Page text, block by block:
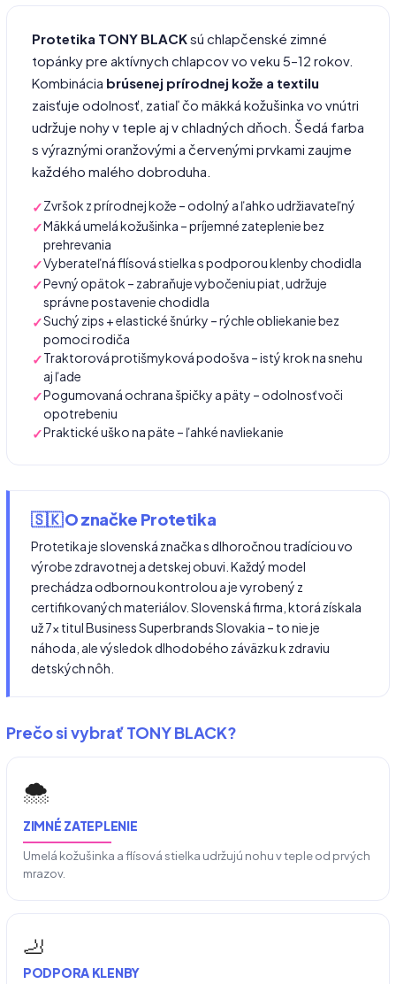
Protetika TONY BLACKsú chlapčenské zimné
topánky pre aktívnych chlapcov vo veku 5–12 rokov.
Kombinácia brúsenej prírodnej kože a textilu
zaisťuje odolnosť, zatiaľ čo mäkká kožušinka vo vnútri
udržuje nohy v teple aj v chladných dňoch. Šedá farba
s výraznými oranžovými a červenými prvkami zaujme
každého malého dobroduha.
Zvršok z prírodnej kože – odolný a ľahko udržiavateľný
Mäkká umelá kožušinka – príjemné zateplenie bez
prehrevania
Vyberateľná flísová stielka s podporou klenby chodidla
Pevný opätok – zabraňuje vybočeniu piat, udržuje
správne postavenie chodidla
Suchý zips + elastické šnúrky – rýchle obliekanie bez
pomoci rodiča
Traktorová protišmyková podošva – istý krok na snehu
aj ľade
Pogumovaná ochrana špičky a päty – odolnosť voči
opotrebeniu
Praktické uško na päte – ľahké navliekanie
🇸🇰 O značke Protetika
Protetika je slovenská značka s dlhoročnou tradíciou vo
výrobe zdravotnej a detskej obuvi. Každý model
prechádza odbornou kontrolou a je vyrobený z
certifikovaných materiálov. Slovenská firma, ktorá získala
už 7× titul Business Superbrands Slovakia – to nie je
náhoda, ale výsledok dlhodobého záväzku k zdraviu
detských nôh.
Prečo si vybrať TONY BLACK?
🌨️
ZIMNÉ ZATEPLENIE
Umelá kožušinka a flísová stielka udržujú nohu v teple od prvých
mrazov.
🦶
PODPORA KLENBY